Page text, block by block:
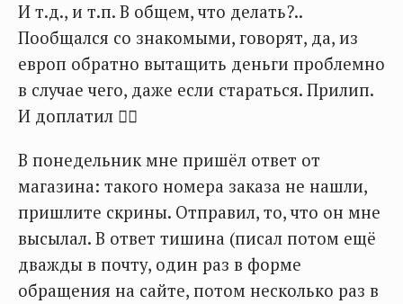
И т.д., и т.п. В общем, что делать?..
Пообщался со знакомыми, говорят, да, из
европ обратно вытащить деньги проблемно
в случае чего, даже если стараться. Прилип.
И доплатил 🤦‍♂️
В понедельник мне пришёл ответ от
магазина: такого номера заказа не нашли,
пришлите скрины. Отправил, то, что он мне
высылал. В ответ тишина (писал потом ещё
дважды в почту, один раз в форме
обращения на сайте, потом несколько раз в